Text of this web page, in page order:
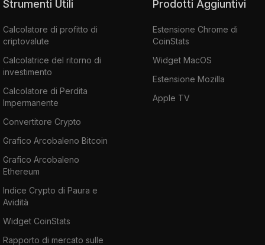
Strumenti Utili
Calcolatore di profitto di
criptovalute
Calcolatrice del ritorno di
investimento
Calcolatore di Perdita
Impermanente
Convertitore Crypto
Grafico Arcobaleno Bitcoin
Grafico Arcobaleno
Ethereum
Indice Crypto di Paura e
Avidità
Widget CoinStats
Rapporto di mercato sulle
Prodotti Aggiuntivi
Estensione Chrome di
CoinStats
Widget MacOS
Estensione Mozilla
Apple TV